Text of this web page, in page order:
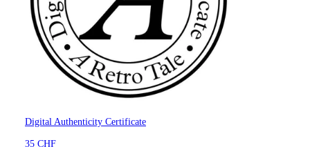
Digital Authenticity Certificate
35 CHF